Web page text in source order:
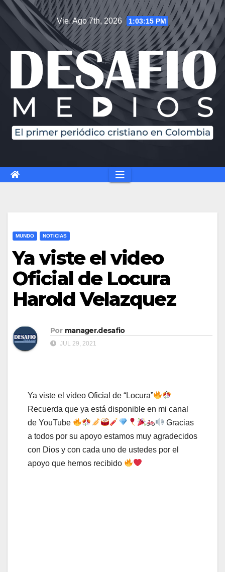
Saltar
contenido
Vie. Ago 7th, 2026 1:03:16 PM
MUNDO NOTICIAS
Ya viste el video
Oficial de Locura
Harold Velazquez
Por manager.desafio
JUL 29, 2021
Ya viste el video Oficial de “Locura”
Recuerda que ya está disponible en mi canal
de YouTube
Gracias
a todos por su apoyo estamos muy agradecidos
con Dios y con cada uno de ustedes por el
apoyo que hemos recibido